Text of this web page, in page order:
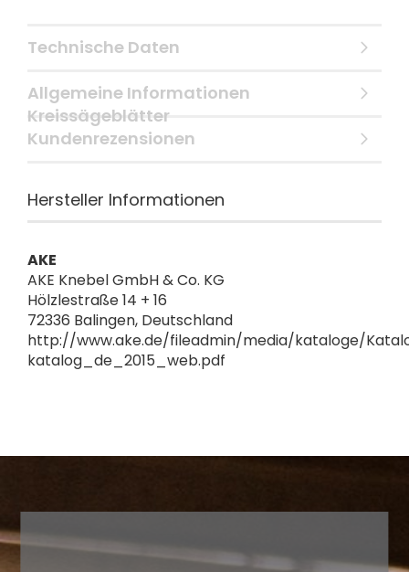
Technische Daten
Allgemeine Informationen
Kreissägeblätter
Kundenrezensionen
Hersteller Informationen
AKE
AKE Knebel GmbH & Co. KG
Hölzlestraße 14 + 16
72336 Balingen, Deutschland
http://www.ake.de/fileadmin/media/kataloge/
katalog_de_2015_web.pdf